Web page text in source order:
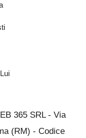
365 SRL - Via
(RM) - Codice